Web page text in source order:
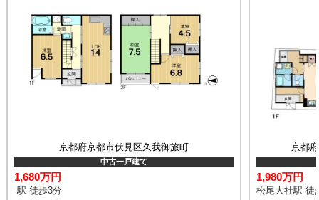
京都府京都市伏見区久我御旅町
中古一戸建て
1,680万円
-駅 徒歩3分
京都
1,980万円
松尾大社駅 徒